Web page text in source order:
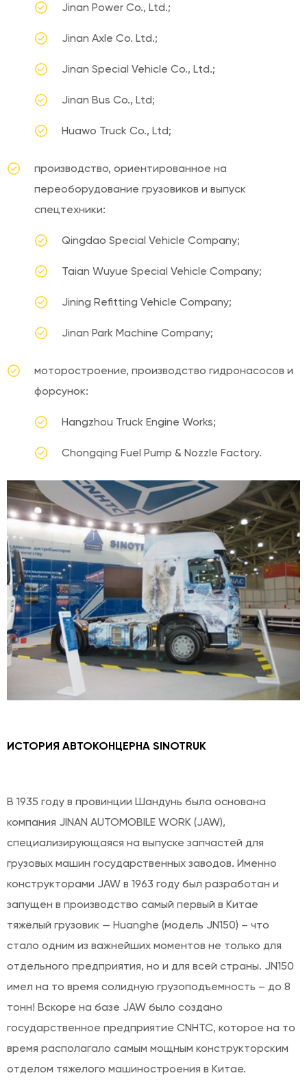
Jіnan Pоwer Cо., Ltd.;
Jіnan Axle Co. Ltd.;
Jіnan Special Vehicle Co., Ltd.;
Jіnan Bus Cо., Ltd;
Huawo Truck Cо., Ltd;
производство, ориентированное на
переоборудование грузовиков и выпуск
спецтехники:
Qingdao Specіal Vehicle Company;
Taіan Wuyue Special Vehicle Company;
Jining Refittіng Vehіcle Company;
Jinan Park Machіne Company;
моторостроение, производство гидронасосов и
форсунок:
Hangzhou Truck Engіne Works;
Chongqing Fuel Pump & Nozzle Factory.
ИСТОРИЯ АВТОКОНЦЕРНА SINOTRUK
В 1935 году в провинции Шандунь была основана
компания JINAN AUTOMOBILE WORK (JAW),
специализирующаяся на выпуске запчастей для
грузовых машин государственных заводов. Именно
конструкторами JAW в 1963 году был разработан и
запущен в производство самый первый в Китае
тяжёлый грузовик — Huanghе (модель JN150) – что
стало одним из важнейших моментов не только для
отдельного предприятия, но и для всей страны. JN150
имел на то время солидную грузоподъемность – до 8
тонн! Вскоре на базе JAW было создано
государственное предприятие CNHTC, которое на то
время располагало самым мощным конструкторским
отделом тяжелого машиностроения в Китае.